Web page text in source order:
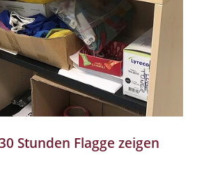
Stunden Flagge zeigen